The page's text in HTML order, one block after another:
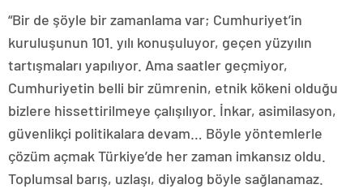
“Bir de şöyle bir zamanlama var; Cumhuriyet’in
kuruluşunun 101. yılı konuşuluyor, geçen yüzyılın
tartışmaları yapılıyor. Ama saatler geçmiyor,
Cumhuriyetin belli bir zümrenin, etnik kökeni olduğu
bizlere hissettirilmeye çalışılıyor. İnkar, asimilasyon,
güvenlikçi politikalara devam… Böyle yöntemlerle
çözüm açmak Türkiye’de her zaman imkansız oldu.
Toplumsal barış, uzlaşı, diyalog böyle sağlanamaz.